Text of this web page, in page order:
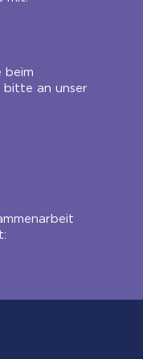
beim
bitte an unser